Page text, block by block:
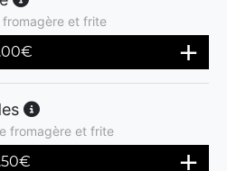
fromagère et frite
€
fromagère et frite
€